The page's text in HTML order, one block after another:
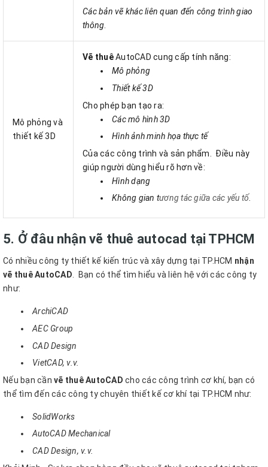
Các bản vẽ khác liên quan đến công trình giao
thông
Mô phỏng và
thiết kế 3D
Vẽ thuêAutoCAD cung cấp tính năng:
Mô phỏng
Thiết kế 3D
Cho phép bạn tạo ra:
Các mô hình 3D
Hình ảnh minh họa thực tế
Của các công trình và sản phẩm.
Điều này
giúp người dùng hiểu rõ hơn về:
Hình dạng
Không gian tương tác giữa các yếu tố.
5. Ở đâu nhận vẽ thuê autocad tại TPHCM
Có nhiều công ty thiết kế kiến trúc và xây dựng tại TP.HCM nhận
vẽ thuê AutoCAD.
Bạn có thể tìm hiểu và liên hệ với các công ty
như:
ArchiCAD
AEC Group
CAD Design
VietCAD, v.v.
Nếu bạn cần vẽ thuê AutoCAD cho các công trình cơ khí, bạn có
thể tìm đến các công ty chuyên thiết kế cơ khí tại TP.HCM như:
SolidWorks
AutoCAD Mechanical
CAD Design, v.v.